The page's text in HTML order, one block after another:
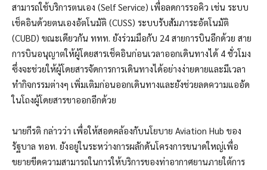
สามารถใช้บริการตนเอง (Self Service) เพื่อลดการรอคิว เช่น ระบบ
เช็คอินด้วยตนเองอัตโนมัติ (CUSS) ระบบรับสัมภาระอัตโนมัติ
(CUBD) ขณะเดียวกัน ททท. ยังร่วมมือกับ 24 สายการบินอีกด้วย สาย
การบินอนุญาตให้ผู้โดยสารเช็คอินก่อนเวลาออกเดินทางได้ 4 ชั่วโมง
ซึ่งจะช่วยให้ผู้โดยสารจัดการการเดินทางได้อย่างง่ายดายและมีเวลา
ทำกิจกรรมต่างๆ เพิ่มเติมก่อนออกเดินทางและยังช่วยลดความแออัด
ในโถงผู้โดยสารขาออกอีกด้วย
นายกีรติ กล่าวว่า เพื่อให้สอดคล้องกับนโยบาย Aviation Hub ของ
รัฐบาล ทอท. ยังอยู่ในระหว่างการผลักดันโครงการขนาดใหญ่เพื่อ
ขยายขีดความสามารถในการให้บริการของท่าอากาศยานภายใต้การ